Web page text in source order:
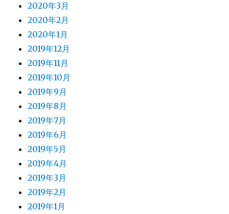
2020年3月
2020年2月
2020年1月
2019年12月
2019年11月
2019年10月
2019年9月
2019年8月
2019年7月
2019年6月
2019年5月
2019年4月
2019年3月
2019年2月
2019年1月